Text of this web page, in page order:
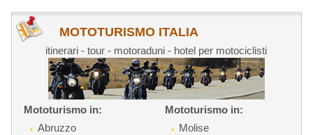
MOTOTURISMO ITALIA
itinerari - tour - motoraduni - hotel per motociclisti
Mototurismo in:
Abruzzo
Mototurismo in:
Molise